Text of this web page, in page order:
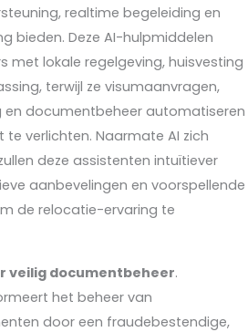
realtime begeleiding en
bieden. Deze AI-hulpmiddelen
met lokale regelgeving, huisvesting
terwijl ze visumaanvragen,
en documentbeheer automatiseren
te verlichten. Naarmate AI zich
deze assistenten intuïtiever
aanbevelingen en voorspellende
de relocatie-ervaring te
veilig documentbeheer.
het beheer van
door een fraudebestendige,